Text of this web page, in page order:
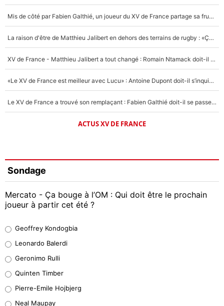
Mis de côté par Fabien Galthié, un joueur du XV de France partage sa frustration : «ils ne me l’ont pas dit tout de suite»
La raison d'être de Matthieu Jalibert en dehors des terrains de rugby : «Ça m'atteint autant que si tu touches à un membre de ma famille»
XV de France - Matthieu Jalibert a tout changé : Romain Ntamack doit-il s’inquiéter pour sa place à un an de la Coupe du monde ?
«Le XV de France est meilleur avec Lucu» : Antoine Dupont doit-il s’inquiéter pour sa place ?
Le XV de France a trouvé son remplaçant : Fabien Galthié doit-il se passer d'Antoine Dupont ?
ACTUS XV DE FRANCE
Sondage
Mercato - Ça bouge à l’OM : Qui doit être le prochain
joueur à partir cet été ?
38%
32%
4%
Geoffrey Kondogbia
Leonardo Balerdi
Geronimo Rulli
Quinten Timber
Pierre-Emile Hojbjerg
Neal Maupay